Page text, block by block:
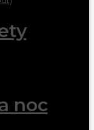
noc